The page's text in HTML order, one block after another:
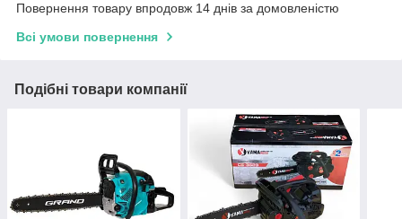
Повернення товару впродовж 14 днів за домовленістю
Всі умови повернення
Подібні товари компанії